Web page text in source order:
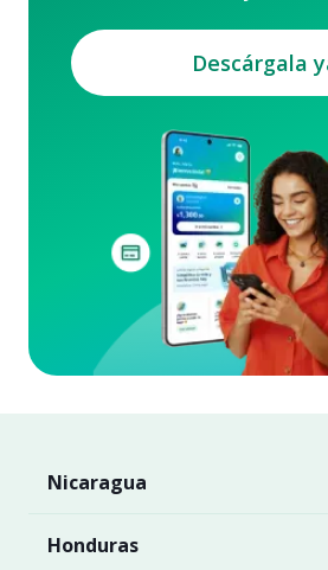
Descárgala
Nicaragua
Honduras